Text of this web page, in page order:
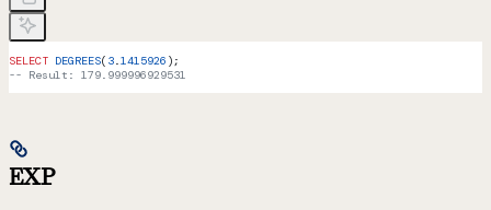
SELECT DEGREES( 3.1415926 );
-- Result: 179.999996929531
EXP